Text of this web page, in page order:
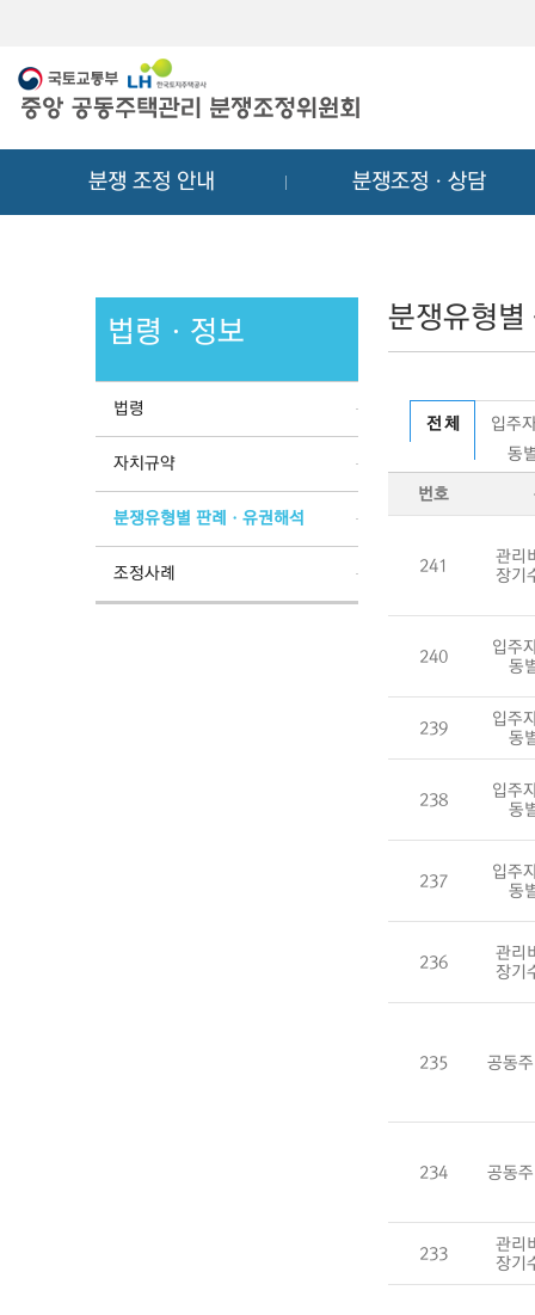
분쟁 조정 안내 분쟁조정ㆍ상담
법령ㆍ정보
법령
자치규약
분쟁유형별 판례ㆍ유권해석
조정사례
분쟁유형별
전 체
입주
동
번호
241
관리
장기
240
입주
동
239
입주
동
238
입주
동
237
입주
동
236
관리
장기
235 공동
234 공동
233
관리
장기